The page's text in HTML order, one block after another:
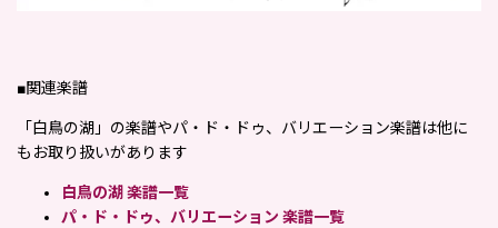
■関連楽譜
「白鳥の湖」の楽譜やパ・ド・ドゥ、バリエーション楽譜は他に
もお取り扱いがあります
白鳥の湖 楽譜一覧
パ・ド・ドゥ、バリエーション 楽譜一覧